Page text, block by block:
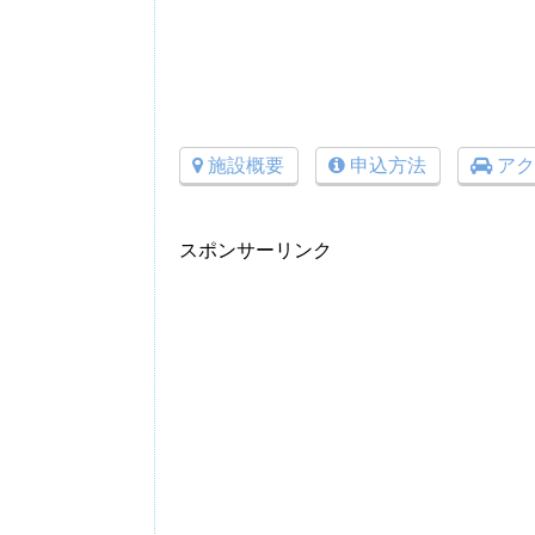
施設概要 申込方法 ア
スポンサーリンク